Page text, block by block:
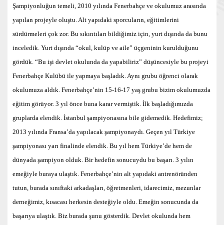
Şampiyonluğun temeli, 2010 yılında Fenerbahçe ve okulumuz arasında
yapılan projeyle oluştu. Alt yapıdaki sporcuların, eğitimlerini
sürdürmeleri çok zor. Bu sıkıntıları bildiğimiz için, yurt dışında da bunu
inceledik. Yurt dışında “okul, kulüp ve aile” üçgeninin kurulduğunu
gördük. “Bu işi devlet okulunda da yapabiliriz” düşüncesiyle bu projeyi
Fenerbahçe Kulübü ile yapmaya başladık. Aynı grubu öğrenci olarak
okulumuza aldık. Fenerbahçe’nin 15-16-17 yaş grubu bizim okulumuzda
eğitim görüyor. 3 yıl önce buna karar vermiştik. İlk başladığımızda
gruplarda elendik. İstanbul şampiyonasına bile gidemedik. Hedefimiz;
2013 yılında Fransa’da yapılacak şampiyonaydı. Geçen yıl Türkiye
şampiyonası yarı finalinde elendik. Bu yıl hem Türkiye’de hem de
dünyada şampiyon olduk. Bir hedefin sonucuydu bu başarı. 3 yılın
emeğiyle buraya ulaştık. Fenerbahçe’nin alt yapıdaki antrenöründen
tutun, burada sınıftaki arkadaşları, öğretmenleri, idarecimiz, mezunlar
derneğimiz, kısacası herkesin desteğiyle oldu. Emeğin sonucunda da
başarıya ulaştık. Biz burada şunu gösterdik. Devlet okulunda hem